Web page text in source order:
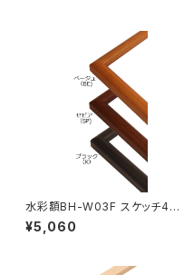
水彩額BH-W03F スケッチ4F
352×443ミリ
¥5,060